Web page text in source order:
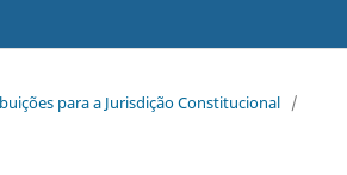
para a Jurisdição Constitucional /